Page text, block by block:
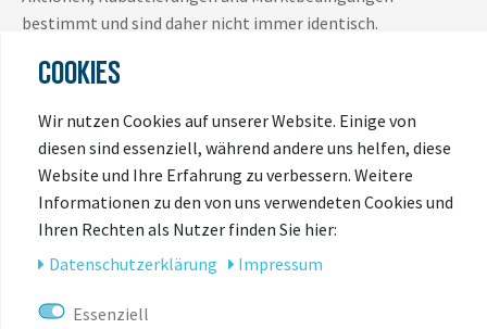
bestimmt und sind daher nicht immer identisch.
Es gilt jeweils der Preis, der zum Zeitpunkt des Kaufs im
ausgewiesen ist.
Vielen Dank für Ihr Verständnis.
COOKIES
Wir nutzen Cookies auf unserer Website. Einige von
diesen sind essenziell, während andere uns helfen, diese
Website und Ihre Erfahrung zu verbessern. Weitere
Informationen zu den von uns verwendeten Cookies und
Ihren Rechten als Nutzer finden Sie hier:
Daten­schutz­erklärung
Impressum
Essenziell